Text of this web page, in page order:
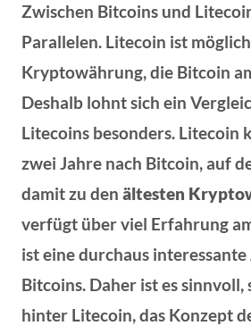
Zwischen Bitcoins und
Parallelen. Litecoin ist
Kryptowährung, die Bitcoin
Deshalb lohnt sich ein
Litecoins besonders. Litecoin
zwei Jahre nach Bitcoin, auf
damit zu den ältesten
verfügt über viel Erfahrung
ist eine durchaus
Bitcoins. Daher ist es sinnvoll,
hinter Litecoin, das Konzept